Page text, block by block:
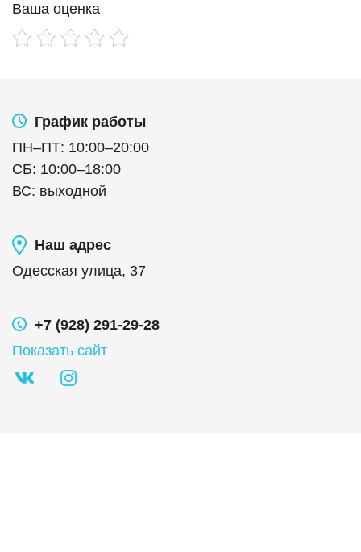
Ваша оценка
График работы
ПН–ПТ: 10:00–20:00
СБ: 10:00–18:00
ВС: выходной
Наш адрес
Одесская улица, 37
+7 (928) 291-29-28
Показать сайт